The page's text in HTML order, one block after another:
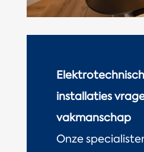
installaties
vakmanschap
Onze